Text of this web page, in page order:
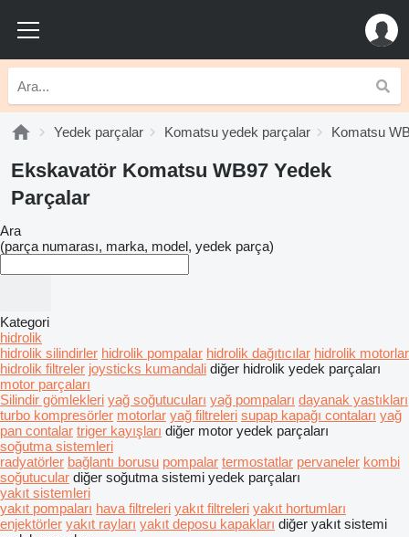
Yedek parçalar Komatsu yedek parçalar Komatsu
Ekskavatör Komatsu WB97 Yedek
Parçalar
Ara
(parça numarası, marka, model, yedek parça)
Kategori
hidrolik
hidrolik silindirler hidrolik pompalar hidrolik dağıtıcılar hidrolik motorlar
hidrolik filtreler joysticks kumandali diğer hidrolik yedek parçaları
motor parçaları
Silindir gömlekleri yağ soğutucuları yağ pompaları dayanak yastıkları
turbo kompresörler motorlar yağ filtreleri supap kapağı contaları yağ
pan contalar triger kayışları diğer motor yedek parçaları
soğutma sistemleri
radyatörler bağlantı borusu pompalar termostatlar pervaneler kombi
soğutucular diğer soğutma sistemi yedek parçaları
yakıt sistemleri
yakıt pompaları hava filtreleri yakıt filtreleri yakıt hortumları
enjektörler yakıt rayları yakıt deposu kapakları diğer yakıt sistemi